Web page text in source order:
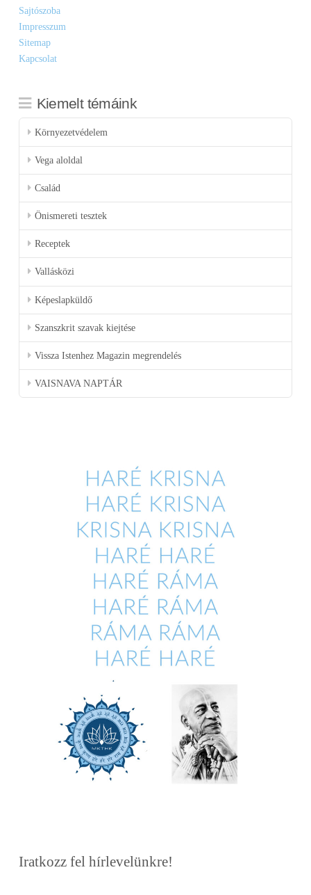
Sajtószoba
Impresszum
Sitemap
Kapcsolat
Kiemelt témáink
Környezetvédelem
Vega aloldal
Család
Önismereti tesztek
Receptek
Vallásközi
Képeslapküldő
Szanszkrit szavak kiejtése
Vissza Istenhez Magazin megrendelés
VAISNAVA NAPTÁR
Iratkozz fel hírlevelünkre!